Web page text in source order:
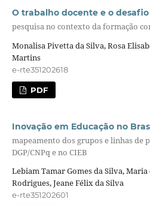
O trabalho docente e o
pesquisa no contexto da formação
Monalisa Pivetta da Silva, Rosa
Martins
e-rte351202618
PDF
Inovação em Educação no
mapeamento dos grupos e linhas de
DGP/CNPq e no CIEB
Lebiam Tamar Gomes da Silva,
Rodrigues, Jeane Félix da Silva
e-rte351202601